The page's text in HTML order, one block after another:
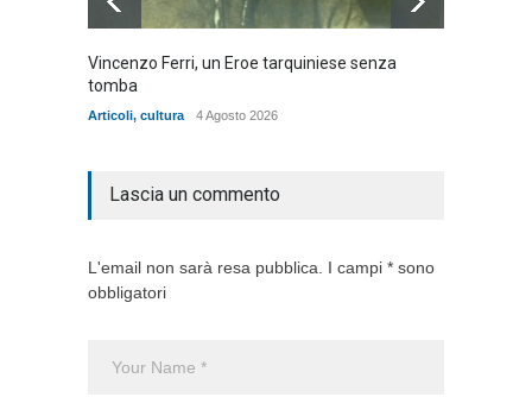
Vincenzo Ferri, un Eroe tarquiniese senza
tomba
Articoli, cultura 4 Agosto 2026
Lascia un commento
L'email non sarà resa pubblica. I campi * sono
obbligatori